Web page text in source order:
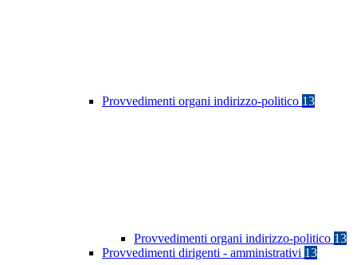
Provvedimenti organi indirizzo-politico 13
Provvedimenti organi indirizzo-politico 13
Provvedimenti dirigenti - amministrativi 13